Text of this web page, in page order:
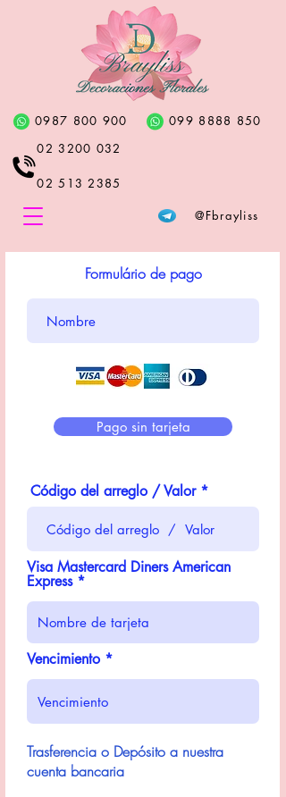
@Fbrayliss
0987 800 900
02 3200 032
02 513 2385
099 8888 850
Formulário de pago
Pago sin tarjeta
Código del arreglo / Valor
Visa Mastercard Diners American
Express
Vencimiento
Trasferencia o Depósito a nuestra
cuenta bancaria